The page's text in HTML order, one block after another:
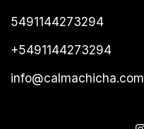
5491144273294
+5491144273294
info@calmachicha.com